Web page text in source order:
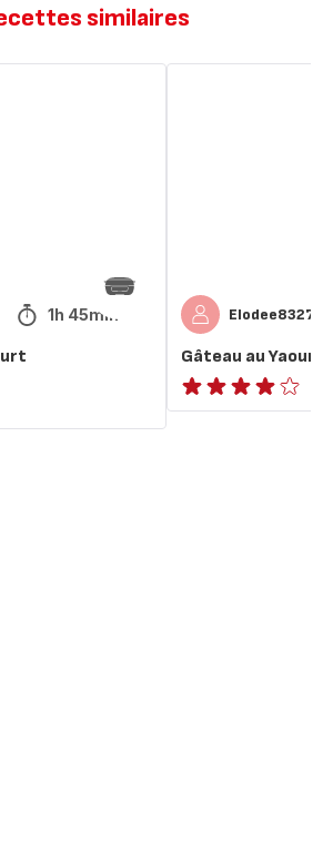
similaires
1h 45min Elodee83270
Gâteau au Yaourt
Avis